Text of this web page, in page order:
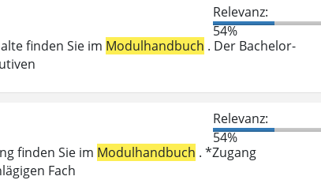
Relevanz:
54%
finden Sie im Modulhandbuch . Der Bachelor-
Relevanz:
54%
finden Sie im Modulhandbuch . *Zugang
Fach